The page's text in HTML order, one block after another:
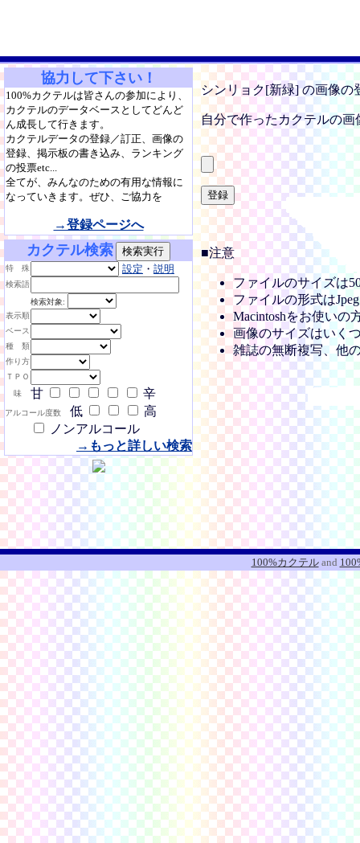
協力して下さい！
100%カクテルは皆さんの参加により、
カクテルのデータベースとしてどんど
ん成長して行きます。
カクテルデータの登録／訂正、画像の
登録、掲示板の書き込み、ランキング
の投票etc...
全てが、みんなのための有用な情報に
なっていきます。ぜひ、ご協力を
→登録ページへ
カクテル検索
特 殊 設定 ・ 説明
検索語
検索対象:
表示順
ベース
種 類
作り方
ＴＰＯ
味
甘 辛
アルコール度数 低
高
ノンアルコール
→もっと詳しい検索
シンリョク[新緑] の画像の
自分で作ったカクテルの
■注意
ファイルのサイズは
ファイルの形式は
Macintoshをお使いの
画像のサイズはいく
雑誌の無断複写、他
100%カクテルand